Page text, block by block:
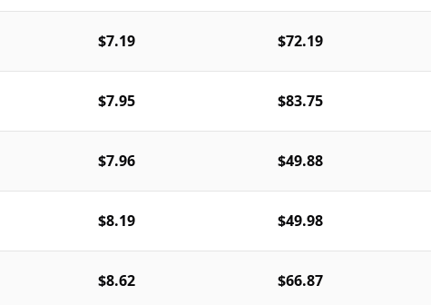
$7.19 $72.19
$7.95 $83.75
$7.96 $49.88
$8.19 $49.98
$8.62 $66.87